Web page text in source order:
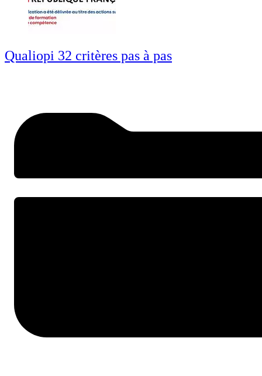
Qualiopi 32 critères pas à pas